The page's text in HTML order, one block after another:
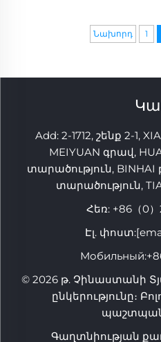
Նախորդ 1
Add: 2-1712, շենք 2-1,
MEIYUAN գրավ,
տարածություն,
տարածություն,
Հեռ: +86（0
Էլ. փոստ:
Мобильный:
© 2026 թ. Չինաստանի
ընկերությունը։
Գաղտնիության